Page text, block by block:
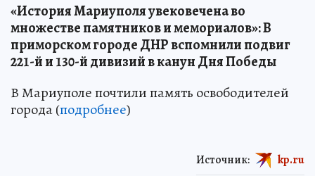
«История Мариуполя увековечена во
множестве памятников и мемориалов»: В
приморском городе ДНР вспомнили подвиг
221-й и 130-й дивизий в канун Дня Победы
В Мариуполе почтили память освободителей
города (подробнее)
Источник: kp.ru